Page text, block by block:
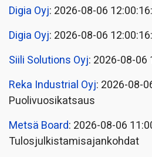
Digia Oyj: 2026-08-06
Digia Oyj: 2026-08-06
Siili Solutions Oyj: 2026-08-06
Reka Industrial Oyj: 2026-08-
Puolivuosikatsaus
Metsä Board: 2026-08-06
Tulosjulkistamisajankohdat